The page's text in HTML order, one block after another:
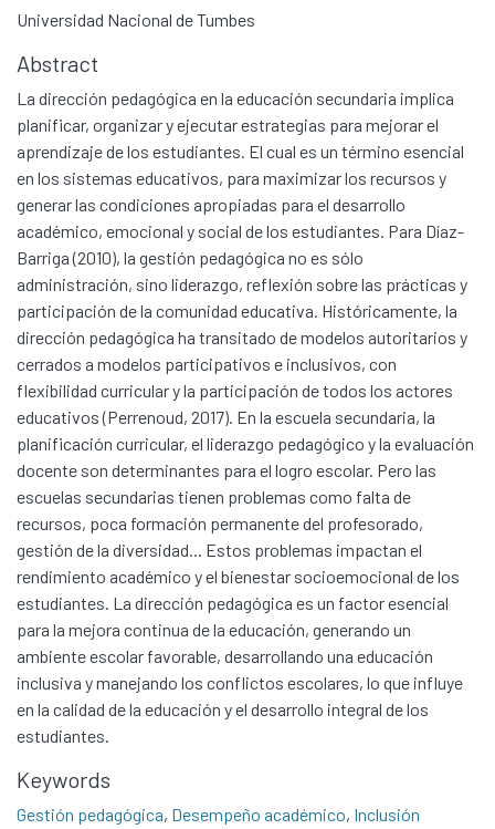
Communities & Collections
All of DSpace
Universidad Nacional de Tumbes
Abstract
La dirección pedagógica en la educación secundaria implica
planificar, organizar y ejecutar estrategias para mejorar el
aprendizaje de los estudiantes. El cual es un término esencial
en los sistemas educativos, para maximizar los recursos y
generar las condiciones apropiadas para el desarrollo
académico, emocional y social de los estudiantes. Para Díaz-
Barriga (2010), la gestión pedagógica no es sólo
administración, sino liderazgo, reflexión sobre las prácticas y
participación de la comunidad educativa. Históricamente, la
dirección pedagógica ha transitado de modelos autoritarios y
cerrados a modelos participativos e inclusivos, con
flexibilidad curricular y la participación de todos los actores
educativos (Perrenoud, 2017). En la escuela secundaria, la
planificación curricular, el liderazgo pedagógico y la evaluación
docente son determinantes para el logro escolar. Pero las
escuelas secundarias tienen problemas como falta de
recursos, poca formación permanente del profesorado,
gestión de la diversidad... Estos problemas impactan el
rendimiento académico y el bienestar socioemocional de los
estudiantes. La dirección pedagógica es un factor esencial
para la mejora continua de la educación, generando un
ambiente escolar favorable, desarrollando una educación
inclusiva y manejando los conflictos escolares, lo que influye
en la calidad de la educación y el desarrollo integral de los
estudiantes.
Keywords
Gestión pedagógica, Desempeño académico, Inclusión